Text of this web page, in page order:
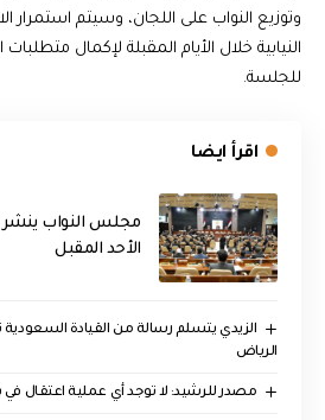
وتوزيع النواب على اللجان، وسيتم استمرار
النيابية خلال الأيام المقبلة لإكمال
للجلسة.
اقرأ ايضا
مجلس النواب
الأحد المقبل
الزيدي يتسلم رسالة من القيادة السعودية
الرياض
مصدر للرشيد: لا توجد أي عملية اعتقال